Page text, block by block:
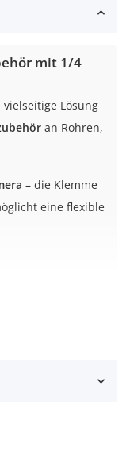
mit 1/4
vielseitige Lösung
an Rohren,
– die Klemme
eine flexible